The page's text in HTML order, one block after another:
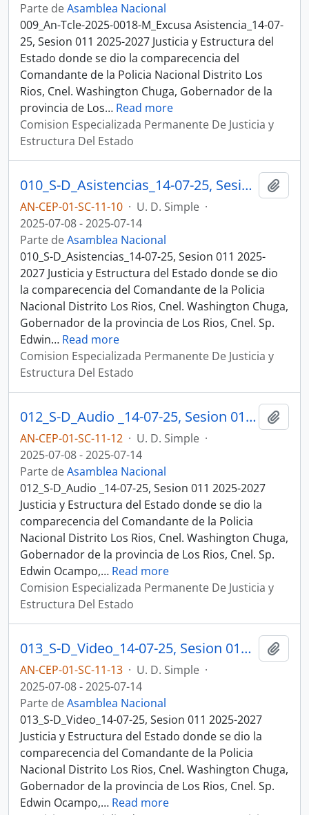
Parte deAsamblea Nacional
009_An-Tcle-2025-0018-M_Excusa Asistencia_14-07-
25, Sesion 011 2025-2027 Justicia y Estructura del
Estado donde se dio la comparecencia del
Comandante de la Policia Nacional Distrito Los
Rios, Cnel. Washington Chuga, Gobernador de la
provincia de Los… Read more
Comision Especializada Permanente De Justicia y
Estructura Del Estado
010_S-D_Asistencias_14-07-25, Sesion 011 Justicia y Estructura del Estado
AN-CEP-01-SC-11-10 · U. D. Simple ·
2025-07-08 - 2025-07-14
Parte deAsamblea Nacional
010_S-D_Asistencias_14-07-25, Sesion 011 2025-
2027 Justicia y Estructura del Estado donde se dio
la comparecencia del Comandante de la Policia
Nacional Distrito Los Rios, Cnel. Washington Chuga,
Gobernador de la provincia de Los Rios, Cnel. Sp.
Edwin… Read more
Comision Especializada Permanente De Justicia y
Estructura Del Estado
012_S-D_Audio _14-07-25, Sesion 011 Justicia y Estructura del Estado
AN-CEP-01-SC-11-12 · U. D. Simple ·
2025-07-08 - 2025-07-14
Parte deAsamblea Nacional
012_S-D_Audio _14-07-25, Sesion 011 2025-2027
Justicia y Estructura del Estado donde se dio la
comparecencia del Comandante de la Policia
Nacional Distrito Los Rios, Cnel. Washington Chuga,
Gobernador de la provincia de Los Rios, Cnel. Sp.
Edwin Ocampo,… Read more
Comision Especializada Permanente De Justicia y
Estructura Del Estado
013_S-D_Video_14-07-25, Sesion 011 Justicia y Estructura del Estado
AN-CEP-01-SC-11-13 · U. D. Simple ·
2025-07-08 - 2025-07-14
Parte deAsamblea Nacional
013_S-D_Video_14-07-25, Sesion 011 2025-2027
Justicia y Estructura del Estado donde se dio la
comparecencia del Comandante de la Policia
Nacional Distrito Los Rios, Cnel. Washington Chuga,
Gobernador de la provincia de Los Rios, Cnel. Sp.
Edwin Ocampo,… Read more